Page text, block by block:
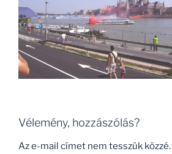
Vélemény, hozzászólás?
Az e-mail címet nem tesszük közzé.